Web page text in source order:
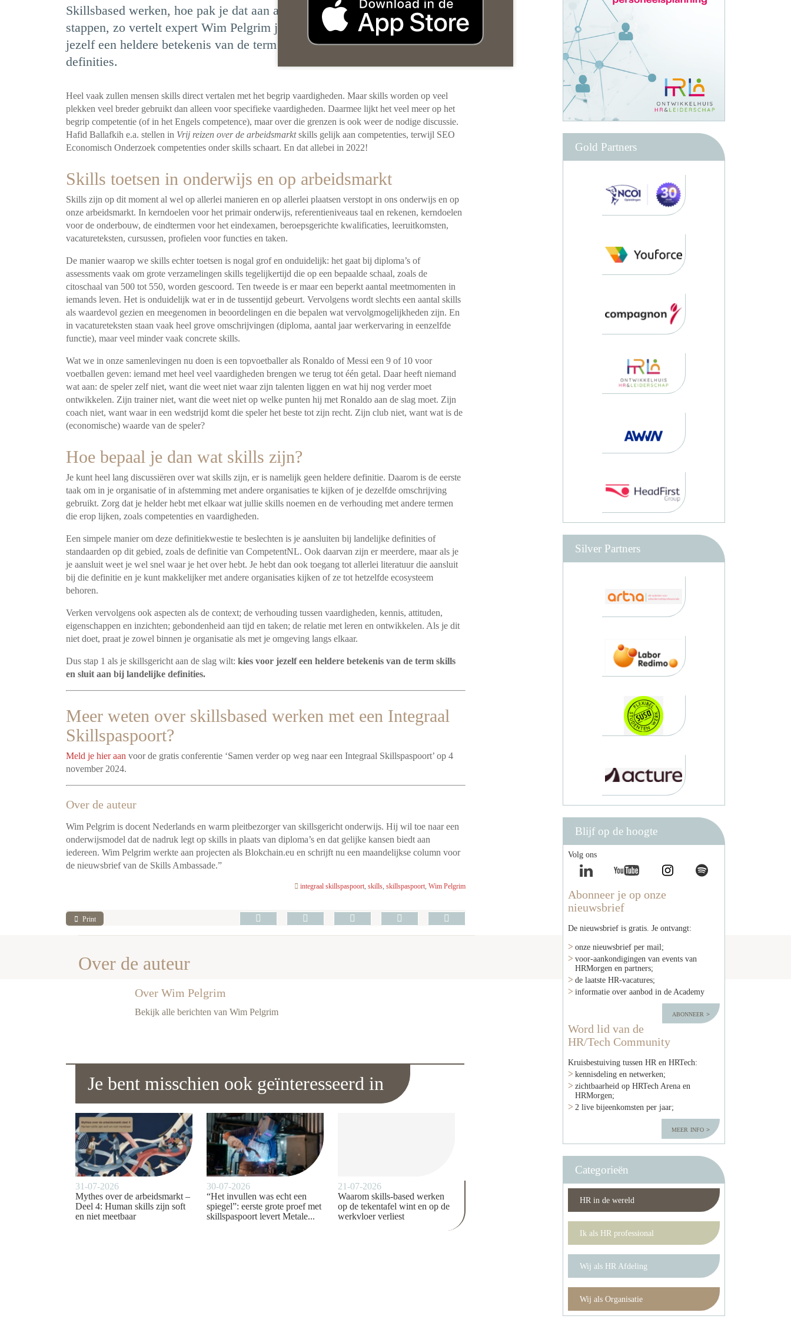
Skillsbased werken, hoe pak je dat aan als organisatie? Dat doe je in
stappen, zo vertelt expert Wim Pelgrim je in deze serie. Stap 1: Kies voor
jezelf een heldere betekenis van de term skills en sluit aan bij landelijke
definities.
Heel vaak zullen mensen skills direct vertalen met het begrip vaardigheden. Maar skills worden op veel
plekken veel breder gebruikt dan alleen voor specifieke vaardigheden. Daarmee lijkt het veel meer op het
begrip competentie (of in het Engels competence), maar over die grenzen is ook weer de nodige discussie.
Hafid Ballafkih e.a. stellen in Vrij reizen over de arbeidsmarktskills gelijk aan competenties, terwijl SEO
Economisch Onderzoek competenties onder skills schaart. En dat allebei in 2022!
Skills toetsen in onderwijs en op arbeidsmarkt
Skills zijn op dit moment al wel op allerlei manieren en op allerlei plaatsen verstopt in ons onderwijs en op
onze arbeidsmarkt. In kerndoelen voor het primair onderwijs, referentieniveaus taal en rekenen, kerndoelen
voor de onderbouw, de eindtermen voor het eindexamen, beroepsgerichte kwalificaties, leeruitkomsten,
vacatureteksten, cursussen, profielen voor functies en taken.
De manier waarop we skills echter toetsen is nogal grof en onduidelijk: het gaat bij diploma’s of
assessments vaak om grote verzamelingen skills tegelijkertijd die op een bepaalde schaal, zoals de
citoschaal van 500 tot 550, worden gescoord. Ten tweede is er maar een beperkt aantal meetmomenten in
iemands leven. Het is onduidelijk wat er in de tussentijd gebeurt. Vervolgens wordt slechts een aantal skills
als waardevol gezien en meegenomen in beoordelingen en die bepalen wat vervolgmogelijkheden zijn. En
in vacatureteksten staan vaak heel grove omschrijvingen (diploma, aantal jaar werkervaring in eenzelfde
functie), maar veel minder vaak concrete skills.
Wat we in onze samenlevingen nu doen is een topvoetballer als Ronaldo of Messi een 9 of 10 voor
voetballen geven: iemand met heel veel vaardigheden brengen we terug tot één getal. Daar heeft niemand
wat aan: de speler zelf niet, want die weet niet waar zijn talenten liggen en wat hij nog verder moet
ontwikkelen. Zijn trainer niet, want die weet niet op welke punten hij met Ronaldo aan de slag moet. Zijn
coach niet, want waar in een wedstrijd komt die speler het beste tot zijn recht. Zijn club niet, want wat is de
(economische) waarde van de speler?
Hoe bepaal je dan wat skills zijn?
Je kunt heel lang discussiëren over wat skills zijn, er is namelijk geen heldere definitie. Daarom is de eerste
taak om in je organisatie of in afstemming met andere organisaties te kijken of je dezelfde omschrijving
gebruikt. Zorg dat je helder hebt met elkaar wat jullie skills noemen en de verhouding met andere termen
die erop lijken, zoals competenties en vaardigheden.
Een simpele manier om deze definitiekwestie te beslechten is je aansluiten bij landelijke definities of
standaarden op dit gebied, zoals de definitie van CompetentNL. Ook daarvan zijn er meerdere, maar als je
je aansluit weet je wel snel waar je het over hebt. Je hebt dan ook toegang tot allerlei literatuur die aansluit
bij die definitie en je kunt makkelijker met andere organisaties kijken of ze tot hetzelfde ecosysteem
behoren.
Verken vervolgens ook aspecten als de context; de verhouding tussen vaardigheden, kennis, attituden,
eigenschappen en inzichten; gebondenheid aan tijd en taken; de relatie met leren en ontwikkelen. Als je dit
niet doet, praat je zowel binnen je organisatie als met je omgeving langs elkaar.
Dus stap 1 als je skillsgericht aan de slag wilt: kies voor jezelf een heldere betekenis van de term skills
en sluit aan bij landelijke definities.
Meer weten over skillsbased werken met een Integraal
Skillspaspoort?
Meld je hier aan voor de gratis conferentie ‘Samen verder op weg naar een Integraal Skillspaspoort’ op 4
november 2024.
Over de auteur
Wim Pelgrim is docent Nederlands en warm pleitbezorger van skillsgericht onderwijs. Hij wil toe naar een
onderwijsmodel dat de nadruk legt op skills in plaats van diploma’s en dat gelijke kansen biedt aan
iedereen. Wim Pelgrim werkte aan projecten als Blokchain.eu en schrijft nu een maandelijkse column voor
de nieuwsbrief van de Skills Ambassade.”
integraal skillspaspoort,skills,skillspaspoort,Wim Pelgrim
Print
Over de auteur
Over Wim Pelgrim
Bekijk alle berichten van Wim Pelgrim
Je bent misschien ook geïnteresseerd in
31-07-2026
Mythes over de arbeidsmarkt –
Deel 4: Human skills zijn soft
en niet meetbaar
30-07-2026
“Het invullen was echt een
spiegel”: eerste grote proef met
skillspaspoort levert Metale...
21-07-2026
Waarom skills-based werken
op de tekentafel wint en op de
werkvloer verliest
Gold Partners
Silver Partners
Blijf op de hoogte
Volg ons
Abonneer je op onze
nieuwsbrief
De nieuwsbrief is gratis. Je ontvangt:
onze nieuwsbrief per mail;
voor-aankondigingen van events van
HRMorgen en partners;
de laatste HR-vacatures;
informatie over aanbod in de Academy
abonneer
Word lid van de
HR/Tech Community
Kruisbestuiving tussen HR en HRTech:
kennisdeling en netwerken;
zichtbaarheid op HRTech Arena en
HRMorgen;
2 live bijeenkomsten per jaar;
meer info
Categorieën
HR in de wereld
Ik als HR professional
Wij als HR Afdeling
Wij als Organisatie